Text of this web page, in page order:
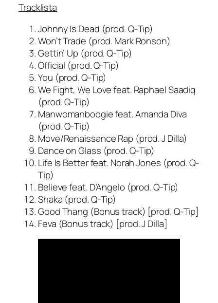
Tracklista
Johnny Is Dead (prod. Q-Tip)
Won’t Trade (prod. Mark Ronson)
Gettin’ Up (prod. Q-Tip)
Official (prod. Q-Tip)
You (prod. Q-Tip)
We Fight, We Love feat. Raphael Saadiq
(prod. Q-Tip)
Manwomanboogie feat. Amanda Diva
(prod. Q-Tip)
Move/Renaissance Rap (prod. J Dilla)
Dance on Glass (prod. Q-Tip)
Life Is Better feat. Norah Jones (prod. Q-
Tip)
Believe feat. D’Angelo (prod. Q-Tip)
Shaka (prod. Q-Tip)
Good Thang (Bonus track) [prod. Q-Tip]
Feva (Bonus track) [prod. J Dilla]